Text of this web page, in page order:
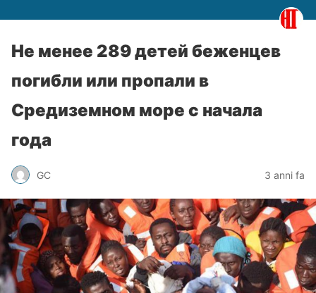
Не менее 289 детей беженцев
погибли или пропали в
Средиземном море с начала
года
GC 3 anni fa